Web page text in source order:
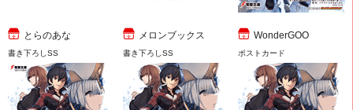
とらのあな
書き下ろしSS
メロンブックス
書き下ろしSS
WonderGOO
ポストカード